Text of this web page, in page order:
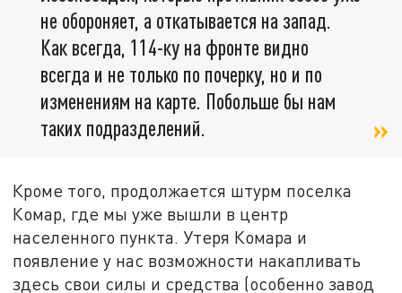
не обороняет, а откатывается на запад.
Как всегда, 114-ку на фронте видно
всегда и не только по почерку, но и по
изменениям на карте. Побольше бы нам
таких подразделений.
Кроме того, продолжается штурм поселка
Комар, где мы уже вышли в центр
населенного пункта. Утеря Комара и
появление у нас возможности накапливать
здесь свои силы и средства (особенно завод